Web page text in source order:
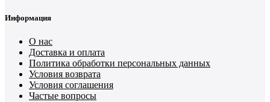
Информация
О нас
Доставка и оплата
Политика обработки персональных данных
Условия возврата
Условия соглашения
Частые вопросы